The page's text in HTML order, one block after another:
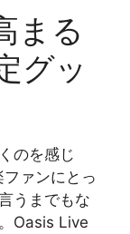
まる
グッ
のを感じ
ァンにとっ
うまでもな
Oasis Live